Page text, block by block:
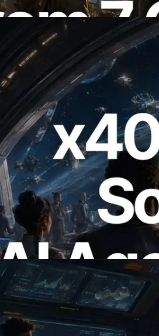
RPC compatible con
la que los agentes de IA
por las API que